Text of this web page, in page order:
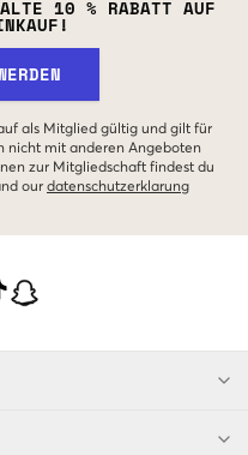
10 % RABATT AUF
als Mitglied gültig und gilt für
nicht mit anderen Angeboten
zur Mitgliedschaft findest du
our datenschutzerklarung